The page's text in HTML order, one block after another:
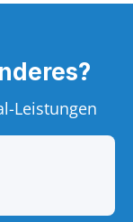
Leistungen